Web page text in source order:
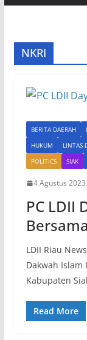
NKRI
BERITA DAERAH
HUKUM
LINTAS-
POLITICS
SIAK
4 Agustus 2023
PC LDII
LDII Riau
Dakwah Islam
Kabupaten
Read More